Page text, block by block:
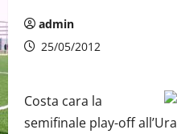
admin
25/05/2012
Costa cara la
semifinale play-off